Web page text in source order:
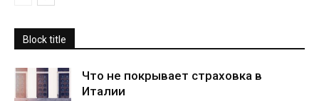
Block title
Что не покрывает страховка в
Италии